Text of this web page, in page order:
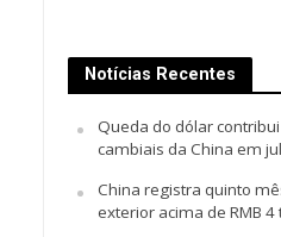
Notícias Recentes
Queda do dólar
cambiais da China em
China registra quinto
exterior acima de RMB 4